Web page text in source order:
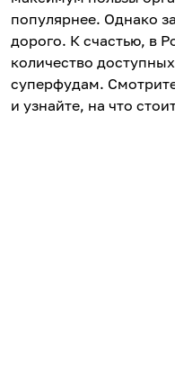
популярнее. Однако
дорого. К счастью, в
количество
суперфудам.
и узнайте, на что